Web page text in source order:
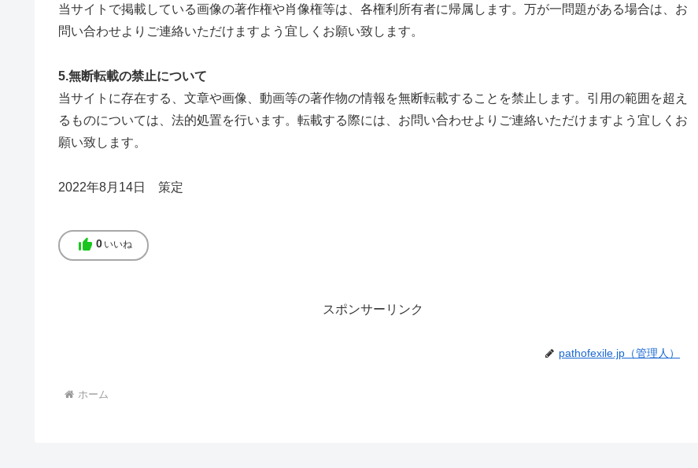
当サイトで掲載している画像の著作権や肖像権等は、各権利所有者に帰属します。万が一問題がある場合は、お
問い合わせよりご連絡いただけますよう宜しくお願い致します。
5.無断転載の禁止について
当サイトに存在する、文章や画像、動画等の著作物の情報を無断転載することを禁止します。引用の範囲を超え
るものについては、法的処置を行います。転載する際には、お問い合わせよりご連絡いただけますよう宜しくお
願い致します。
2022年8月14日 策定
thumb_up 0 いいね
スポンサーリンク
pathofexile.jp（管理人）
ホーム